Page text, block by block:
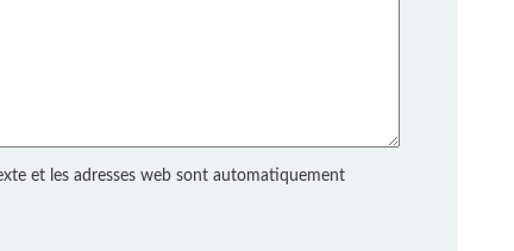
et les adresses web sont automatiquement